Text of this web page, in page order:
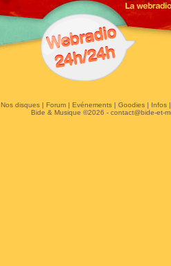
Nos disques| Forum| Evénements| Goodies| Infos
Bide & Musique ©2026 - contact@bide-et-